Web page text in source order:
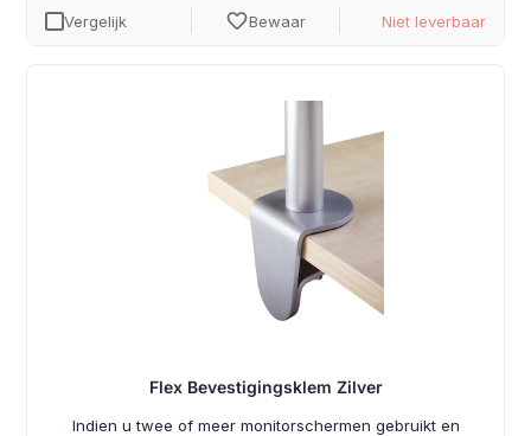
Vergelijk favoriteBewaar Niet leverbaar
Flex Bevestigingsklem Zilver
Indien u twee of meer monitorschermen gebruikt en